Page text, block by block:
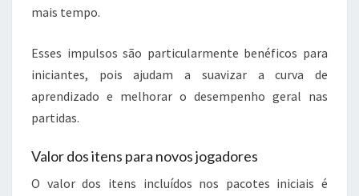
mais tempo.
Esses impulsos são particularmente benéficos para
iniciantes, pois ajudam a suavizar a curva de
aprendizado e melhorar o desempenho geral nas
partidas.
Valor dos itens para novos jogadores
O valor dos itens incluídos nos pacotes iniciais é